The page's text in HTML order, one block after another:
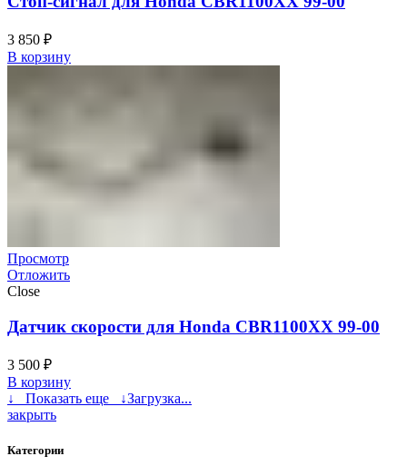
3 850 ₽
В корзину
Просмотр
Отложить
Close
Датчик скорости для Honda CBR1100XX 99-00
3 500 ₽
В корзину
↓ Показать еще ↓Загрузка...
закрыть
Категории